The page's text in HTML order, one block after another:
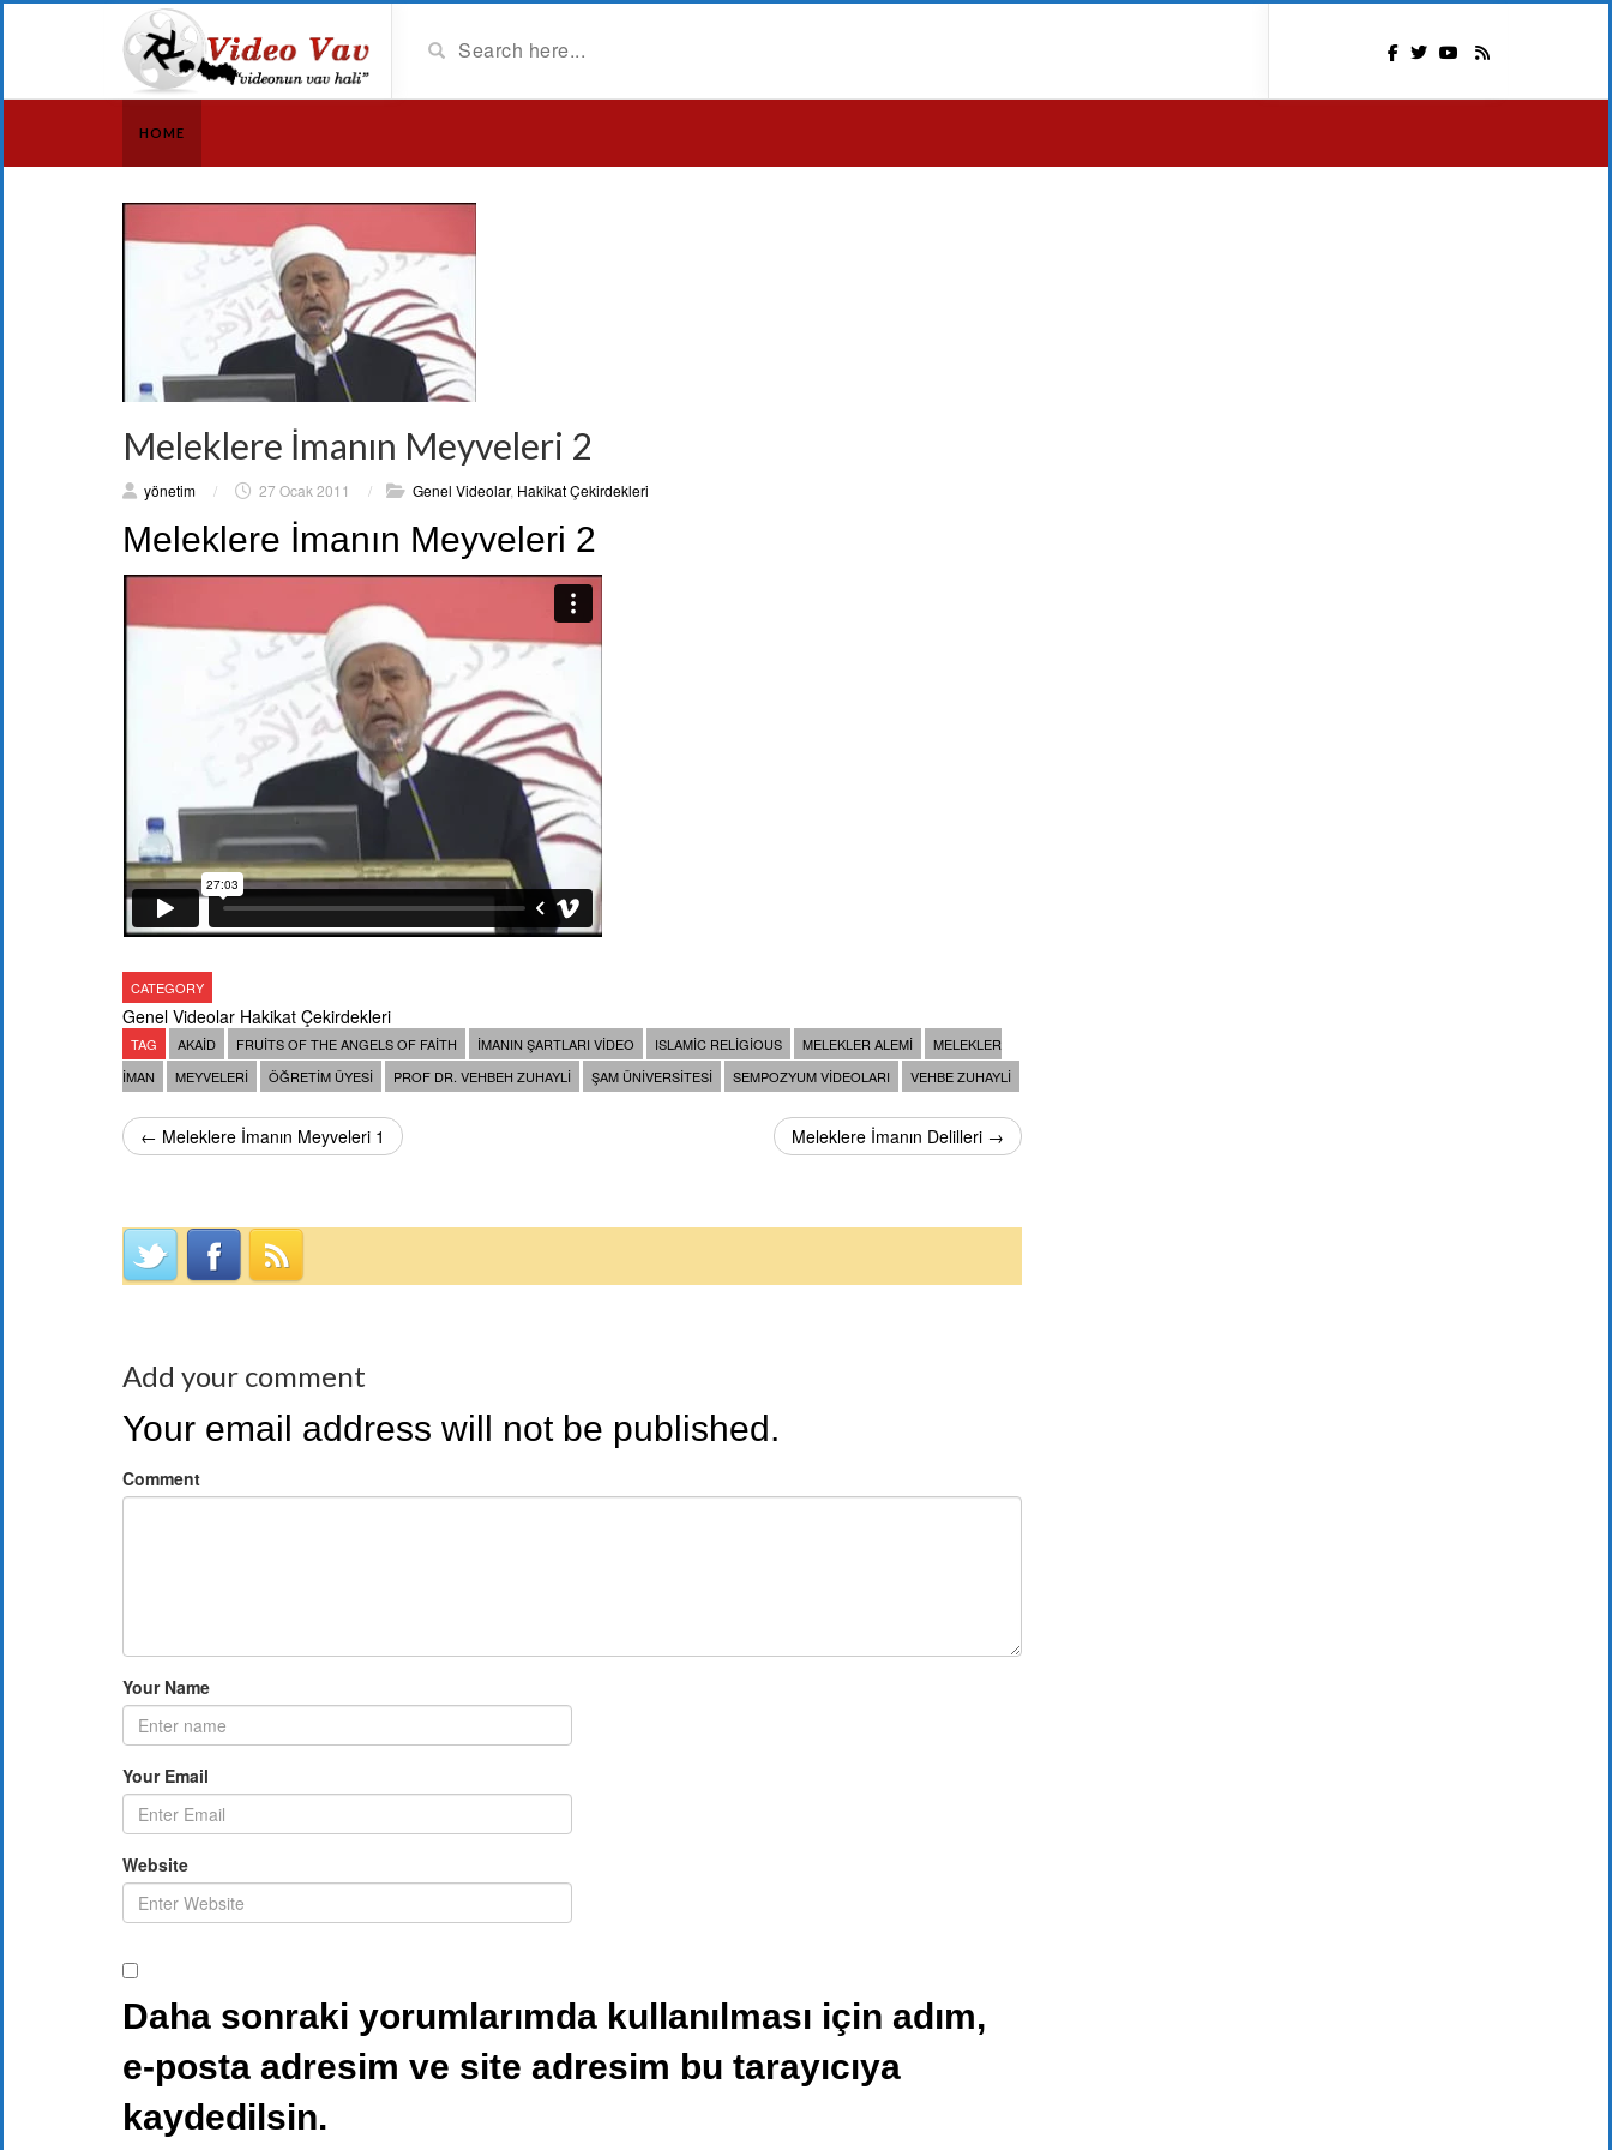
HOME
Meleklere İmanın Meyveleri 2
yönetim / 27 Ocak 2011 / Genel Videolar, Hakikat Çekirdekleri
Meleklere İmanın Meyveleri 2
CATEGORY
Genel Videolar Hakikat Çekirdekleri
TAG AKAID FRUITS OF THE ANGELS OF FAITH IMANIN ŞARTLARI VIDEO ISLAMIC RELIGIOUS MELEKLER ALEMI
MELEKLER
IMAN
MEYVELERI ÖĞRETIM ÜYESI PROF DR. VEHBEH ZUHAYLI ŞAM ÜNIVERSITESI SEMPOZYUM VIDEOLARI VEHBE ZUHAYLI
← Meleklere İmanın Meyveleri 1 Meleklere İmanın Delilleri →
Add your comment
Your email address will not be published.
Comment
Your Name
Your Email
Website
Daha sonraki yorumlarımda kullanılması için adım,
e-posta adresim ve site adresim bu tarayıcıya
kaydedilsin.